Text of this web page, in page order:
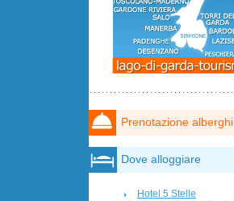
Prenotazione alberghi
Dove alloggiare
Hotel 5 Stelle